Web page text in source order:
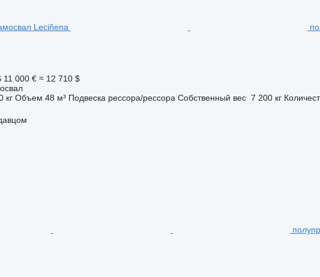
11 000 € ≈ 12 710 $
кг Объем 48 м³ Подвеска рессора/рессора Собственный вес 7 200 кг